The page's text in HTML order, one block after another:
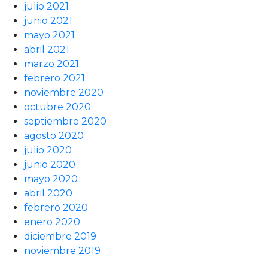
julio 2021
junio 2021
mayo 2021
abril 2021
marzo 2021
febrero 2021
noviembre 2020
octubre 2020
septiembre 2020
agosto 2020
julio 2020
junio 2020
mayo 2020
abril 2020
febrero 2020
enero 2020
diciembre 2019
noviembre 2019